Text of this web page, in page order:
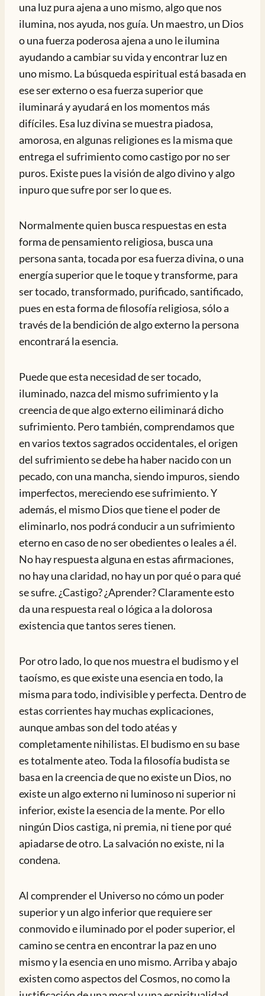
una luz pura ajena a uno mismo, algo que nos
ilumina, nos ayuda, nos guía. Un maestro, un Dios
o una fuerza poderosa ajena a uno le ilumina
ayudando a cambiar su vida y encontrar luz en
uno mismo. La búsqueda espiritual está basada en
ese ser externo o esa fuerza superior que
iluminará y ayudará en los momentos más
difíciles. Esa luz divina se muestra piadosa,
amorosa, en algunas religiones es la misma que
entrega el sufrimiento como castigo por no ser
puros. Existe pues la visión de algo divino y algo
inpuro que sufre por ser lo que es.
Normalmente quien busca respuestas en esta
forma de pensamiento religiosa, busca una
persona santa, tocada por esa fuerza divina, o una
energía superior que le toque y transforme, para
ser tocado, transformado, purificado, santificado,
pues en esta forma de filosofía religiosa, sólo a
través de la bendición de algo externo la persona
encontrará la esencia.
Puede que esta necesidad de ser tocado,
iluminado, nazca del mismo sufrimiento y la
creencia de que algo externo eiliminará dicho
sufrimiento. Pero también, comprendamos que
en varios textos sagrados occidentales, el origen
del sufrimiento se debe ha haber nacido con un
pecado, con una mancha, siendo impuros, siendo
imperfectos, mereciendo ese sufrimiento. Y
además, el mismo Dios que tiene el poder de
eliminarlo, nos podrá conducir a un sufrimiento
eterno en caso de no ser obedientes o leales a él.
No hay respuesta alguna en estas afirmaciones,
no hay una claridad, no hay un por qué o para qué
se sufre. ¿Castigo? ¿Aprender? Claramente esto
da una respuesta real o lógica a la dolorosa
existencia que tantos seres tienen.
Por otro lado, lo que nos muestra el budismo y el
taoísmo, es que existe una esencia en todo, la
misma para todo, indivisible y perfecta. Dentro de
estas corrientes hay muchas explicaciones,
aunque ambas son del todo atéas y
completamente nihilistas. El budismo en su base
es totalmente ateo. Toda la filosofía budista se
basa en la creencia de que no existe un Dios, no
existe un algo externo ni luminoso ni superior ni
inferior, existe la esencia de la mente. Por ello
ningún Dios castiga, ni premia, ni tiene por qué
apiadarse de otro. La salvación no existe, ni la
condena.
Al comprender el Universo no cómo un poder
superior y un algo inferior que requiere ser
conmovido e iluminado por el poder superior, el
camino se centra en encontrar la paz en uno
mismo y la esencia en uno mismo. Arriba y abajo
existen como aspectos del Cosmos, no como la